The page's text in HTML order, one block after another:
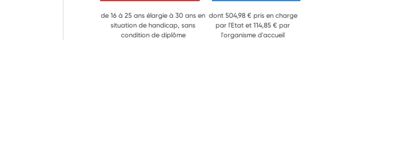
de 16 à 25 ans élargie à 30 ans en
situation de handicap, sans
condition de diplôme
dont 504,98 € pris en charge
par l'Etat et 114,85 € par
l'organisme d'accueil